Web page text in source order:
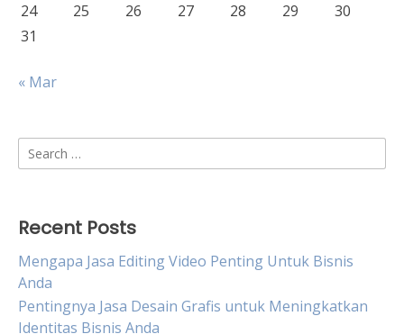
24
25 26 27 28 29
30
31
« Mar
Search
for:
Recent Posts
Mengapa Jasa Editing Video Penting Untuk Bisnis
Anda
Pentingnya Jasa Desain Grafis untuk Meningkatkan
Identitas Bisnis Anda